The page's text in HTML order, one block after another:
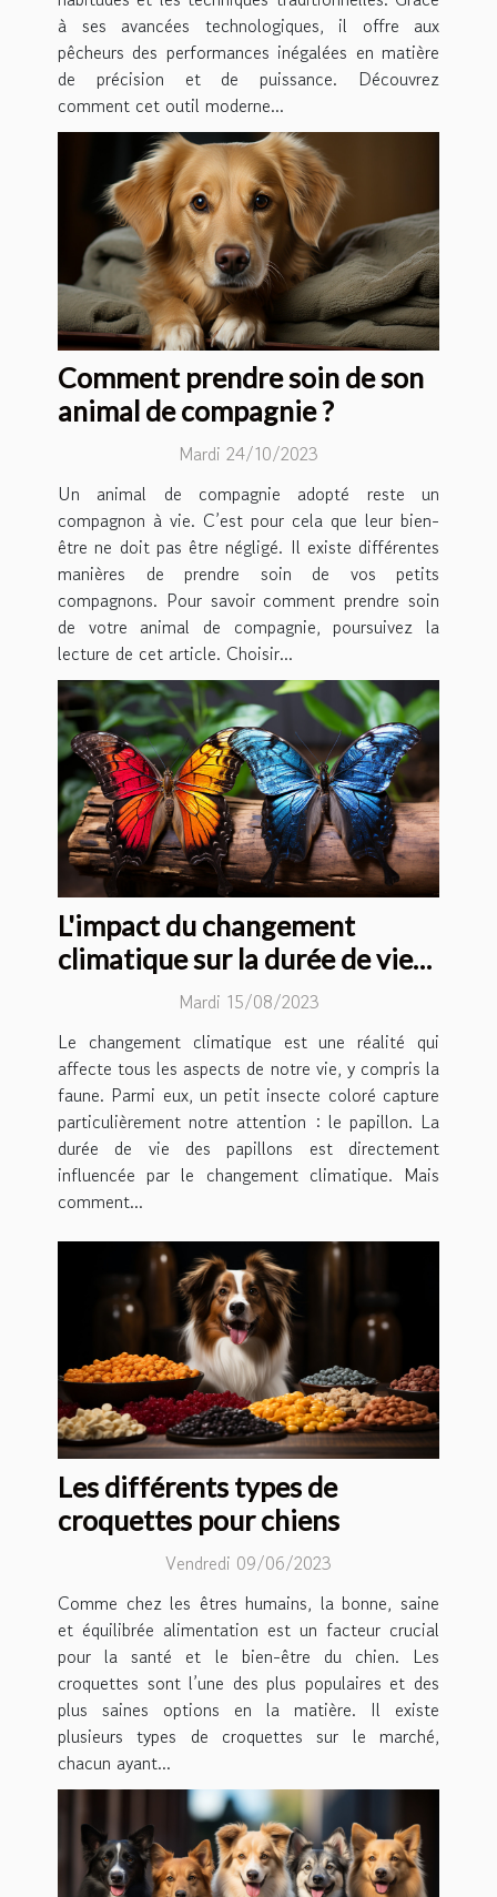
à ses avancées technologiques, il offre aux
pêcheurs des performances inégalées en matière
de précision et de puissance. Découvrez
comment cet outil moderne...
Comment prendre soin de son
animal de compagnie ?
Mardi 24/10/2023
Un animal de compagnie adopté reste un
compagnon à vie. C’est pour cela que leur bien-
être ne doit pas être négligé. Il existe différentes
manières de prendre soin de vos petits
compagnons. Pour savoir comment prendre soin
de votre animal de compagnie, poursuivez la
lecture de cet article. Choisir...
L'impact du changement
climatique sur la durée de vie
des papillonsMardi 15/08/2023
Le changement climatique est une réalité qui
affecte tous les aspects de notre vie, y compris la
faune. Parmi eux, un petit insecte coloré capture
particulièrement notre attention : le papillon. La
durée de vie des papillons est directement
influencée par le changement climatique. Mais
comment...
Les différents types de
croquettes pour chiens
Vendredi 09/06/2023
Comme chez les êtres humains, la bonne, saine
et équilibrée alimentation est un facteur crucial
pour la santé et le bien-être du chien. Les
croquettes sont l’une des plus populaires et des
plus saines options en la matière. Il existe
plusieurs types de croquettes sur le marché,
chacun ayant...